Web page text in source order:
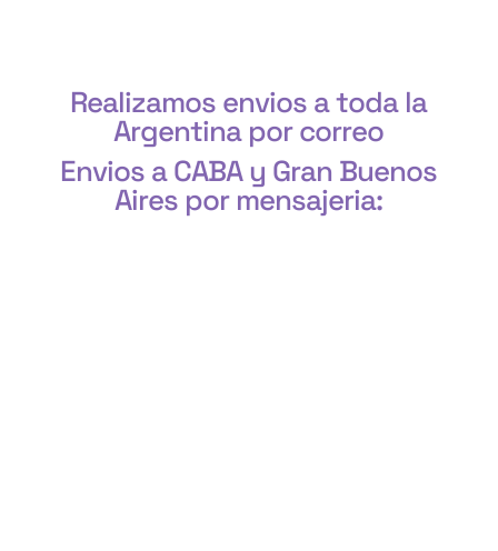
Realizamos envios a toda la
Argentina por correo
Envios a CABA y Gran Buenos
Aires por mensajeria: